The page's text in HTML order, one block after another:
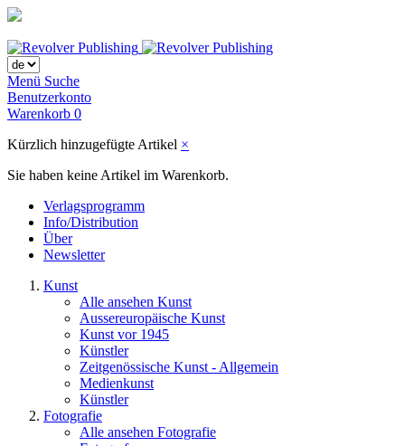
Menü Suche
Benutzerkonto
Warenkorb 0
Kürzlich hinzugefügte Artikel ×
Sie haben keine Artikel im Warenkorb.
Verlagsprogramm
Info/Distribution
Über
Newsletter
Kunst
Alle ansehen Kunst
Aussereuropäische Kunst
Kunst vor 1945
Künstler
Zeitgenössische Kunst - Allgemein
Medienkunst
Künstler
Fotografie
Alle ansehen Fotografie